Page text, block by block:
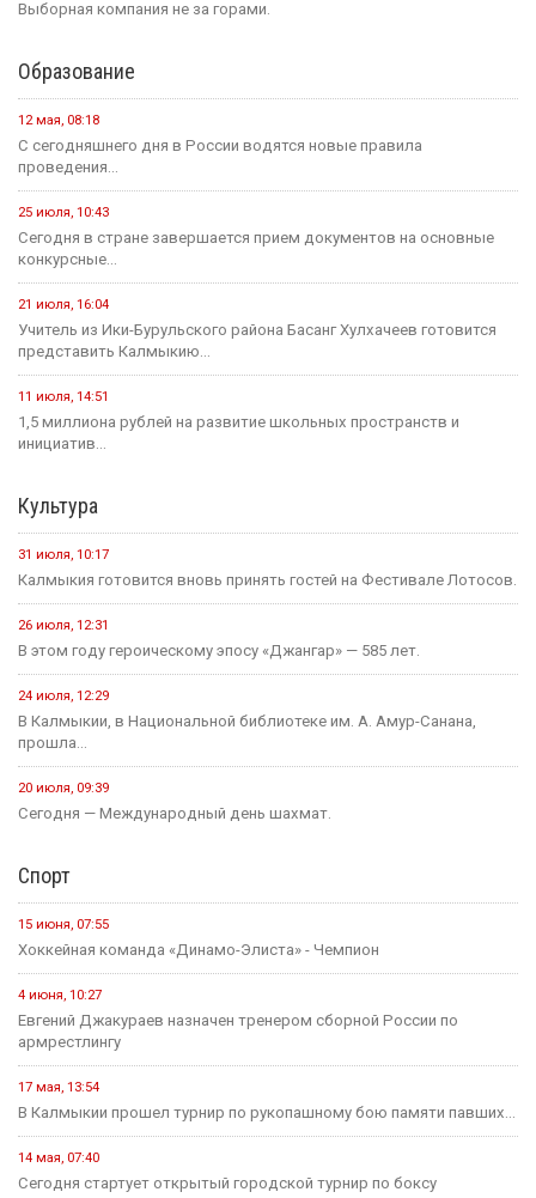
Выборная компания не за горами.
Образование
12 мая, 08:18
С сегодняшнего дня в России водятся новые правила
проведения...
25 июля, 10:43
Сегодня в стране завершается прием документов на основные
конкурсные...
21 июля, 16:04
Учитель из Ики-Бурульского района Басанг Хулхачеев готовится
представить Калмыкию...
11 июля, 14:51
1,5 миллиона рублей на развитие школьных пространств и
инициатив...
Культура
31 июля, 10:17
Калмыкия готовится вновь принять гостей на Фестивале Лотосов.
26 июля, 12:31
В этом году героическому эпосу «Джангар» — 585 лет.
24 июля, 12:29
В Калмыкии, в Национальной библиотеке им. А. Амур-Санана,
прошла...
20 июля, 09:39
Сегодня — Международный день шахмат.
Спорт
15 июня, 07:55
Хоккейная команда «Динамо-Элиста» - Чемпион
4 июня, 10:27
Евгений Джакураев назначен тренером сборной России по
армрестлингу
17 мая, 13:54
В Калмыкии прошел турнир по рукопашному бою памяти павших...
14 мая, 07:40
Сегодня стартует открытый городской турнир по боксу